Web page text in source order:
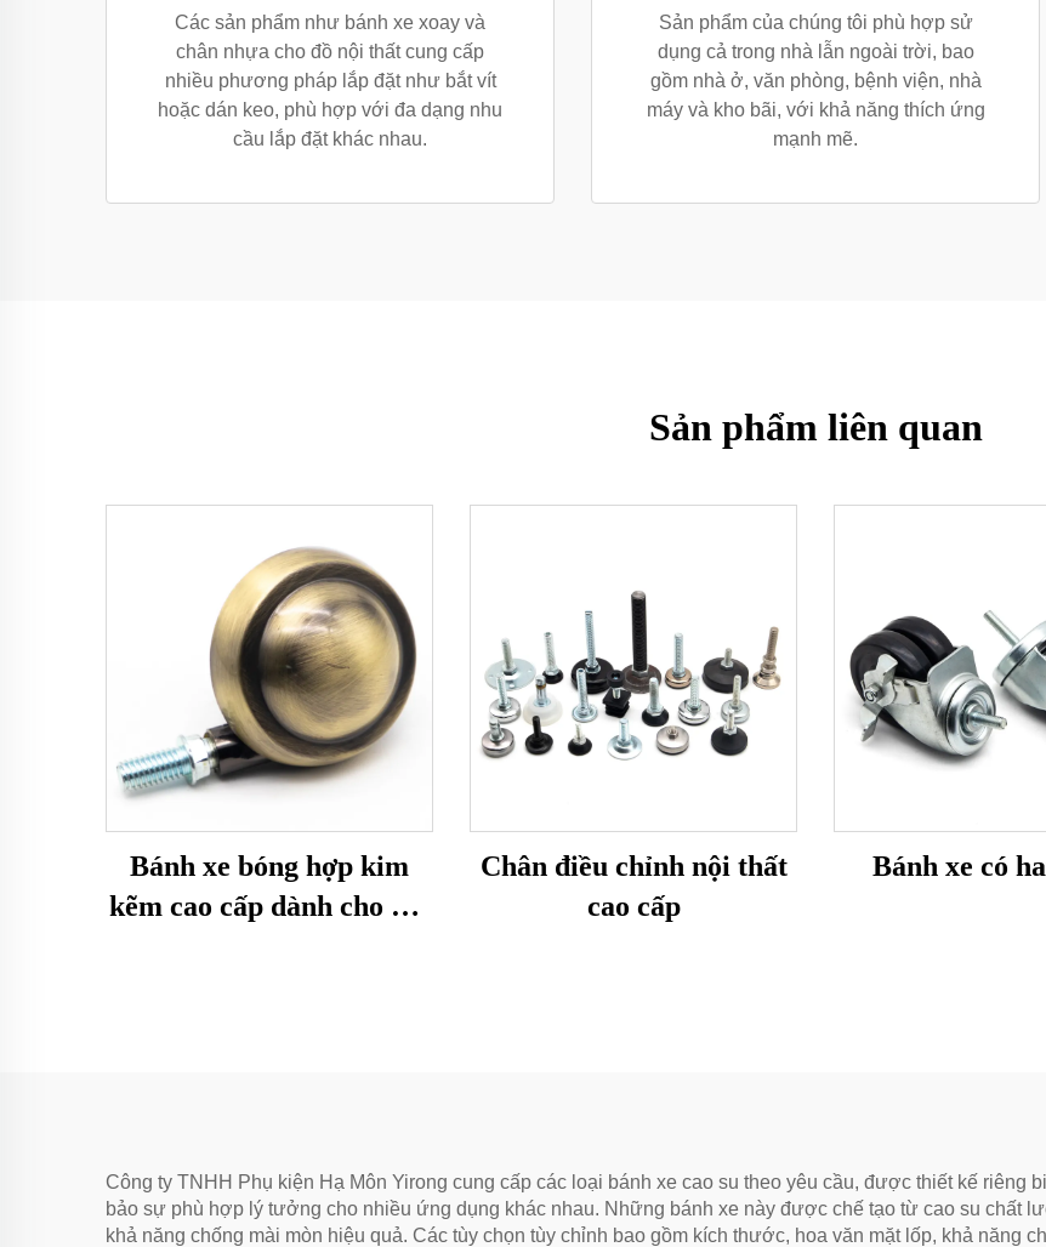
Các sản phẩm như bánh xe xoay và
chân nhựa cho đồ nội thất cung cấp
nhiều phương pháp lắp đặt như bắt vít
hoặc dán keo, phù hợp với đa dạng nhu
cầu lắp đặt khác nhau.
Sản phẩm của chúng tôi phù hợp sử
dụng cả trong nhà lẫn ngoài trời, bao
gồm nhà ở, văn phòng, bệnh viện, nhà
máy và kho bãi, với khả năng thích ứng
mạnh mẽ.
Sản phẩm liên quan
Bánh xe bóng hợp kim
kẽm cao cấp dành cho nội
Chân điều chỉnh nội thất
cao cấp
Bánh xe có
Công ty TNHH Phụ kiện Hạ Môn Yirong cung cấp các loại bánh xe cao su theo yêu cầu, được thiết kế riêng
bảo sự phù hợp lý tưởng cho nhiều ứng dụng khác nhau. Những bánh xe này được chế tạo từ cao su chất
khả năng chống mài mòn hiệu quả. Các tùy chọn tùy chỉnh bao gồm kích thước, hoa văn mặt lốp, khả năng